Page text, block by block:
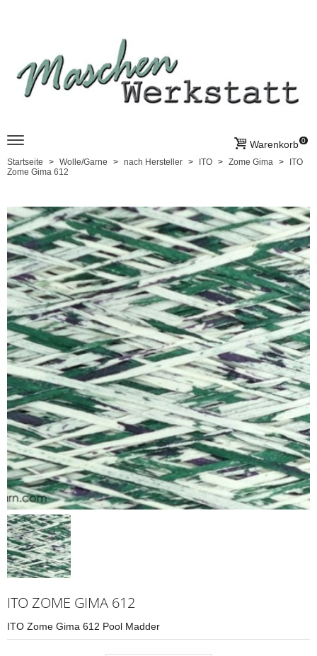
Warenkorb 0
Startseite Wolle/Garne nach Hersteller ITO Zome Gima
ITO
Zome Gima 612
ITO ZOME GIMA 612
ITO Zome Gima 612 Pool Madder